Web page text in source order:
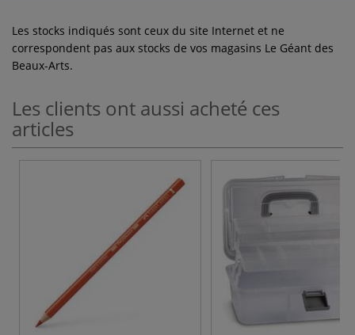
Les stocks indiqués sont ceux du site Internet et ne
correspondent pas aux stocks de vos magasins Le Géant des
Beaux-Arts.
Les clients ont aussi acheté ces
articles